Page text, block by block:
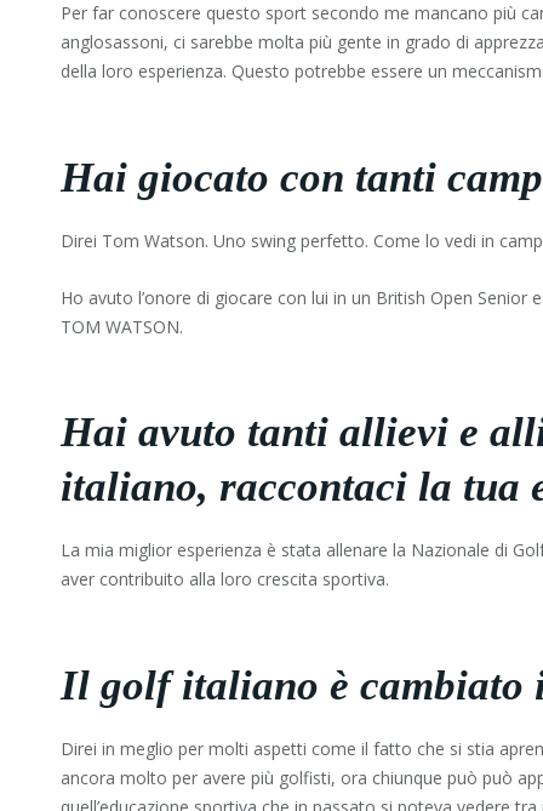
Per far conoscere questo sport secondo me mancano più
anglosassoni, ci sarebbe molta più gente in grado di
della loro esperienza. Questo potrebbe essere un
Hai giocato con tanti
Direi Tom Watson. Uno swing perfetto. Come lo vedi in
Ho avuto l’onore di giocare con lui in un British Open
TOM WATSON.
Hai avuto tanti allievi e
italiano, raccontaci la tua
La mia miglior esperienza è stata allenare la Nazionale di
aver contribuito alla loro crescita sportiva.
Il golf italiano è cambiato
Direi in meglio per molti aspetti come il fatto che si stia
ancora molto per avere più golfisti, ora chiunque può può